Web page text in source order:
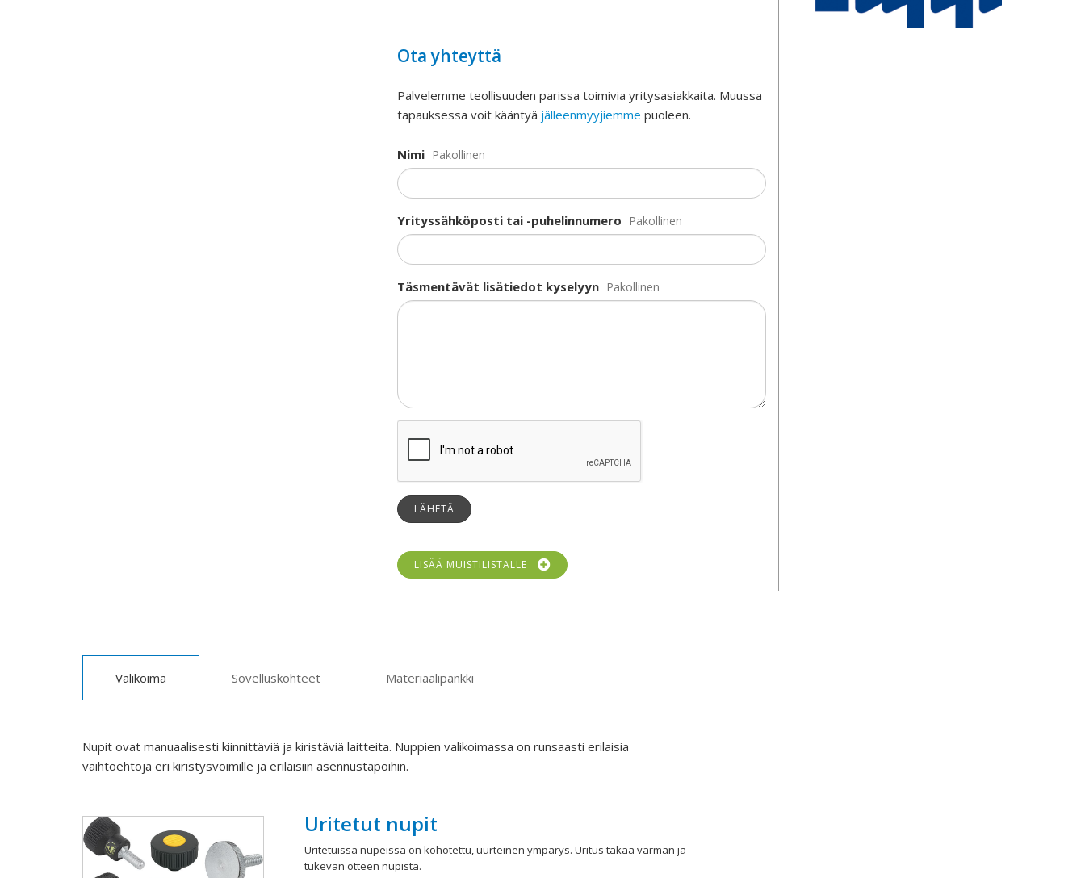
Ota yhteyttä
Palvelemme teollisuuden parissa toimivia yritysasiakkaita. Muussa
tapauksessa voit kääntyä jälleenmyyjiemme puoleen.
Nimi Pakollinen
Yrityssähköposti tai -puhelinnumero Pakollinen
Täsmentävät lisätiedot kyselyyn Pakollinen
LÄHETÄ
LISÄÄ MUISTILISTALLE
Valikoima Sovelluskohteet Materiaalipankki
Nupit ovat manuaalisesti kiinnittäviä ja kiristäviä laitteita. Nuppien valikoimassa on runsaasti erilaisia
vaihtoehtoja eri kiristysvoimille ja erilaisiin asennustapoihin.
Uritetut nupit
Uritetuissa nupeissa on kohotettu, uurteinen ympärys. Uritus takaa varman ja
tukevan otteen nupista.